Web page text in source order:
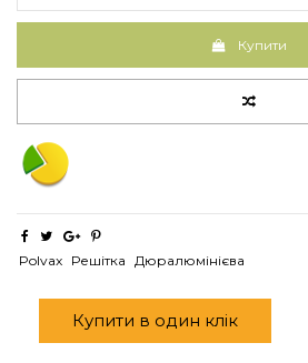
Купити
Polvax Решітка Дюралюмінієва
Купити в один клік